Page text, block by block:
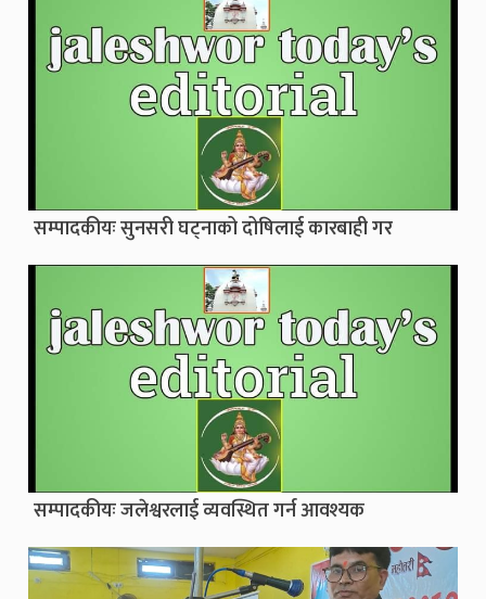
सम्पादकीयः सुनसरी घट्नाको दोषिलाई कारबाही गर
सम्पादकीयः जलेश्वरलाई व्यवस्थित गर्न आवश्यक